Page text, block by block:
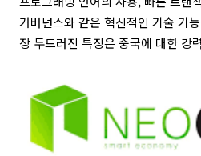
거버넌스와 같은 혁신적인 기술 기
장 두드러진 특징은 중국에 대한 강